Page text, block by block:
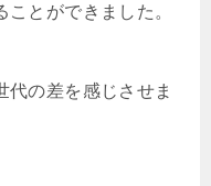
とができました。
代の差を感じさせま